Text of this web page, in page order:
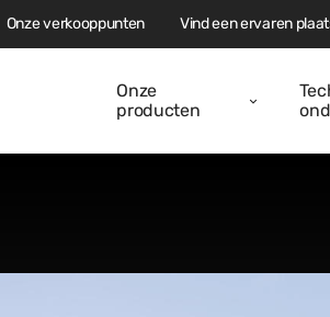
Onze
producten
Onze verkooppunten Vind een ervaren